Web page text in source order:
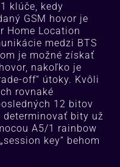
klúče, kedy
GSM hovor je
Home Location
medzi BTS
je možné získať
nakoľko je
off“ útoky. Kvôli
rovnaké
12 bitov
determinovať bity už
A5/1 rainbow
key“ behom